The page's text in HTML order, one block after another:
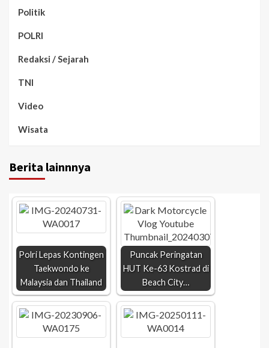
Politik
POLRI
Redaksi / Sejarah
TNI
Video
Wisata
Berita lainnnya
Polri Lepas Kontingen
Taekwondo ke
Malaysia dan Thailand
Puncak Peringatan
HUT Ke-63 Kostrad di
Beach City…